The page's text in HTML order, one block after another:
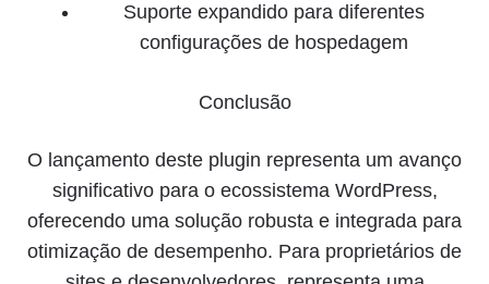
Suporte expandido para diferentes
configurações de hospedagem
Conclusão
O lançamento deste plugin representa um avanço
significativo para o ecossistema WordPress,
oferecendo uma solução robusta e integrada para
otimização de desempenho. Para proprietários de